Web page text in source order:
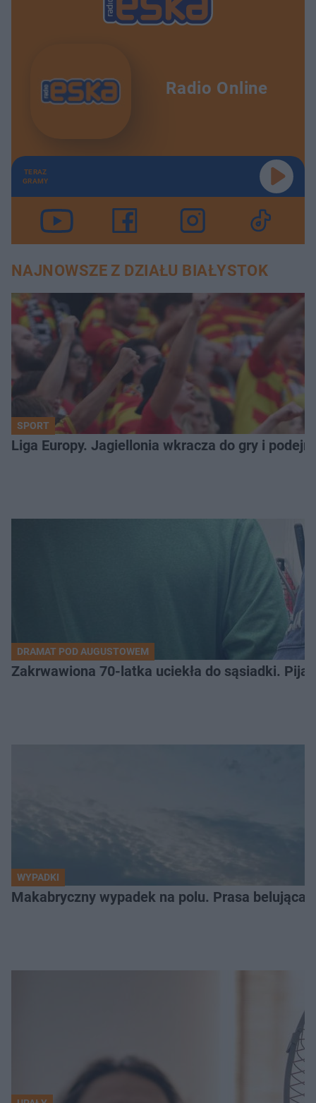
Radio Online
TERAZ
GRAMY
NAJNOWSZE Z DZIAŁU BIAŁYSTOK
SPORT
Liga Europy. Jagiellonia wkracza do gry i
DRAMAT POD AUGUSTOWEM
Zakrwawiona 70-latka uciekła do sąsiadki.
WYPADKI
Makabryczny wypadek na polu. Prasa belująca